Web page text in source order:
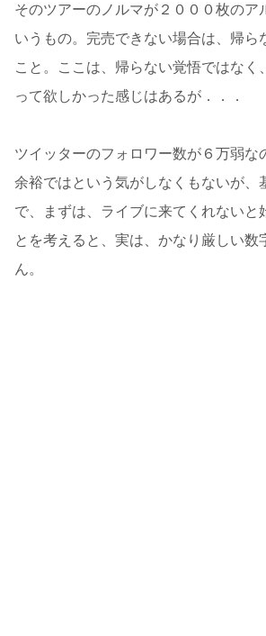
そのツアーのノルマが２０００枚のア
いうもの。完売できない場合は、帰ら
こと。ここは、帰らない覚悟ではなく
って欲しかった感じはあるが．．．
ツイッターのフォロワー数が６万弱な
余裕ではという気がしなくもないが、
で、まずは、ライブに来てくれないと
とを考えると、実は、かなり厳しい数
ん。